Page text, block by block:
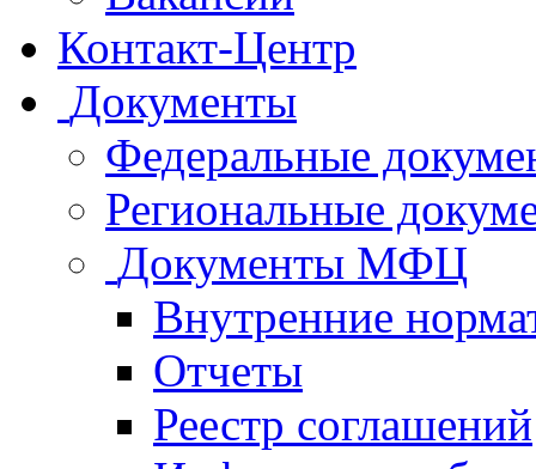
Контакт-Центр
Документы
Федеральные
Региональные
Документы МФЦ
Внутренние
Отчеты
Реестр соглашений